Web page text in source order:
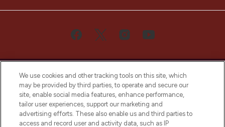
Bądź pierwszą osobą, która dowie się o
najnowszych produktach, od niszowych i
uznanych marek, sezonowych trendach i
We use cookies and other tracking tools on this site, which
may be provided by third parties, to operate and secure our
site, enable social media features, enhance performance,
tailor user experiences, support our marketing and
advertising efforts. These also enable us and third parties to
access and record user and activity data, such as IP